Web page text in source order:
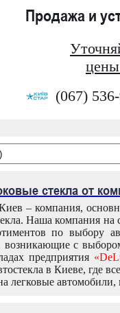
Продажа и
(067)
стекла от
– компания,
Наша компания
по выбору
с
предприятия
в Киеве, где
легковые